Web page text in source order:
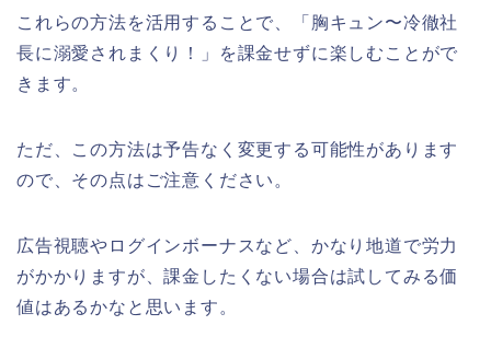
これらの方法を活用することで、 「 胸キュン〜冷徹社
長に溺愛されまくり！
」を課金せずに楽しむことがで
きます。
ただ、この方法は予告なく変更する可能性があります
ので、その点はご注意ください。
広告視聴やログインボーナスなど、かなり地道で労力
がかかりますが、課金したくない場合は試してみる価
値はあるかなと思います。